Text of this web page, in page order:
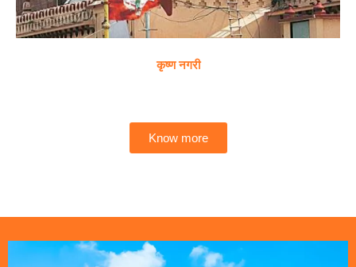
कृष्ण नगरी
Know more